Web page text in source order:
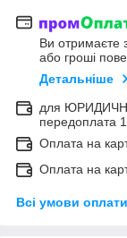
Ви отримаєте
або гроші
Детальніше
для
передоплата
Оплата на
Оплата на
Всі умови оплати